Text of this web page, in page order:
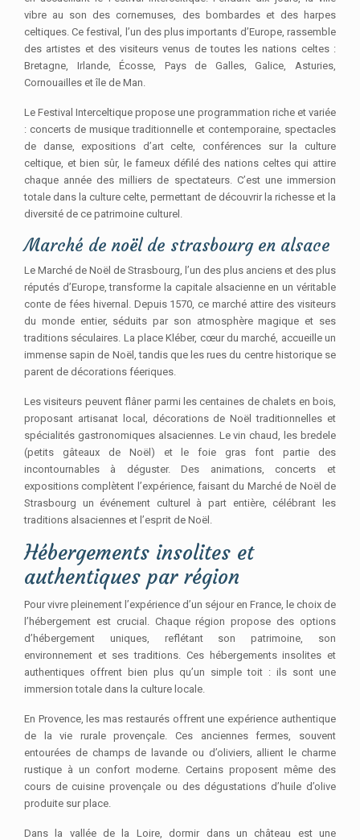
vibre au son des cornemuses, des bombardes et des harpes
celtiques. Ce festival, l’un des plus importants d’Europe, rassemble
des artistes et des visiteurs venus de toutes les nations celtes :
Bretagne, Irlande, Écosse, Pays de Galles, Galice, Asturies,
Cornouailles et île de Man.
Le Festival Interceltique propose une programmation riche et variée
: concerts de musique traditionnelle et contemporaine, spectacles
de danse, expositions d’art celte, conférences sur la culture
celtique, et bien sûr, le fameux défilé des nations celtes qui attire
chaque année des milliers de spectateurs. C’est une immersion
totale dans la culture celte, permettant de découvrir la richesse et la
diversité de ce patrimoine culturel.
Marché de noël de strasbourg en alsace
Le Marché de Noël de Strasbourg, l’un des plus anciens et des plus
réputés d’Europe, transforme la capitale alsacienne en un véritable
conte de fées hivernal. Depuis 1570, ce marché attire des visiteurs
du monde entier, séduits par son atmosphère magique et ses
traditions séculaires. La place Kléber, cœur du marché, accueille un
immense sapin de Noël, tandis que les rues du centre historique se
parent de décorations féeriques.
Les visiteurs peuvent flâner parmi les centaines de chalets en bois,
proposant artisanat local, décorations de Noël traditionnelles et
spécialités gastronomiques alsaciennes. Le vin chaud, les bredele
(petits gâteaux de Noël) et le foie gras font partie des
incontournables à déguster. Des animations, concerts et
expositions complètent l’expérience, faisant du Marché de Noël de
Strasbourg un événement culturel à part entière, célébrant les
traditions alsaciennes et l’esprit de Noël.
Hébergements insolites et
authentiques par région
Pour vivre pleinement l’expérience d’un séjour en France, le choix de
l’hébergement est crucial. Chaque région propose des options
d’hébergement uniques, reflétant son patrimoine, son
environnement et ses traditions. Ces hébergements insolites et
authentiques offrent bien plus qu’un simple toit : ils sont une
immersion totale dans la culture locale.
En Provence, les mas restaurés offrent une expérience authentique
de la vie rurale provençale. Ces anciennes fermes, souvent
entourées de champs de lavande ou d’oliviers, allient le charme
rustique à un confort moderne. Certains proposent même des
cours de cuisine provençale ou des dégustations d’huile d’olive
produite sur place.
Dans la vallée de la Loire, dormir dans un château est une